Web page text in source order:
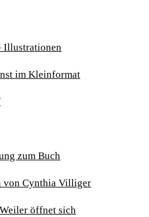
Illustrationen
im Kleinformat
zum Buch
von Cynthia Villiger
öffnet sich